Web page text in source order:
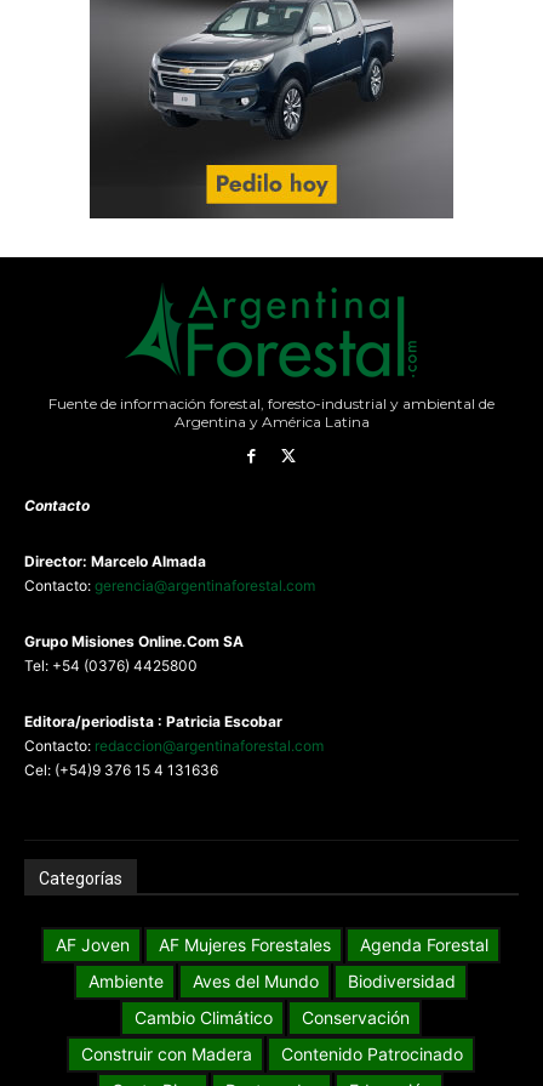
Fuente de información forestal, foresto-industrial y ambiental de
Argentina y América Latina
Contacto
Director: Marcelo Almada
Contacto: gerencia@argentinaforestal.com
Grupo Misiones Online.Com SA
Tel: +54 (0376) 4425800
Editora/periodista : Patricia Escobar
Contacto: redaccion@argentinaforestal.com
Cel: (+54)9 376 15 4 131636
Categorías
AF Joven AF Mujeres Forestales
Agenda Forestal
Ambiente
Aves del Mundo
Biodiversidad
Cambio Climático
Conservación
Construir con Madera
Contenido Patrocinado